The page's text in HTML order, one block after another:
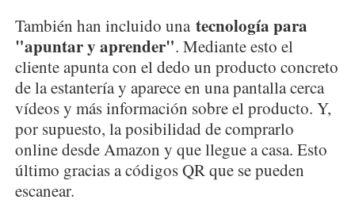
También han incluido una tecnología para
"apuntar y aprender". Mediante esto el
cliente apunta con el dedo un producto concreto
de la estantería y aparece en una pantalla cerca
vídeos y más información sobre el producto. Y,
por supuesto, la posibilidad de comprarlo
online desde Amazon y que llegue a casa. Esto
último gracias a códigos QR que se pueden
escanear.